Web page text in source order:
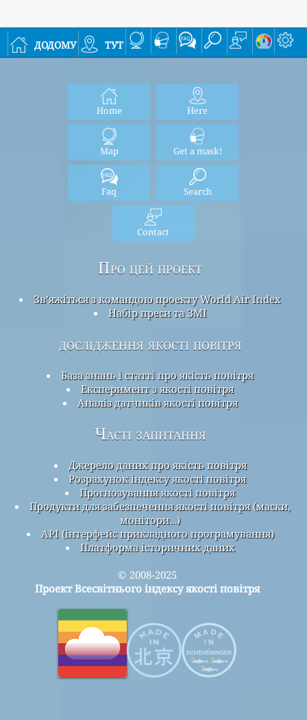
додому тут
Home Here
Map Get a mask!
Faq Search
Contact
Про цей проект
Зв’яжіться з командою проекту World Air Index
Набір преси та ЗМІ
дослідження якості повітря
База знань і статті про якість повітря
Експеримент з якості повітря
Аналіз датчиків якості повітря
Часті запитання
Джерело даних про якість повітря
Розрахунок індексу якості повітря
Прогнозування якості повітря
Продукти для забезпечення якості повітря (маски,
монітори…)
API (інтерфейс прикладного програмування)
Платформа історичних даних
© 2008-2025
Проект Всесвітнього індексу якості повітря